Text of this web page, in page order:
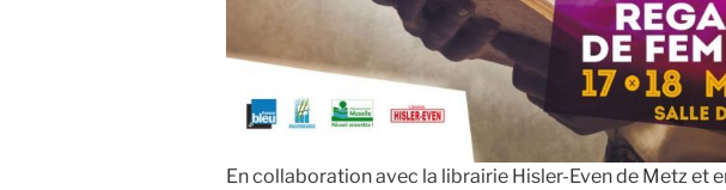
En collaboration avec la librairie Hisler-Even de Metz et